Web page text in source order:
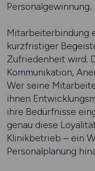
Personalgewinnung.
Mitarbeiterbindung
kurzfristiger
Zufriedenheit wird.
Kommunikation,
Wer seine
ihnen
ihre Bedürfnisse
genau diese
Klinikbetrieb – ein
Personalplanung